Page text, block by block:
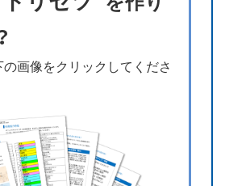
の画像をクリックしてくださ